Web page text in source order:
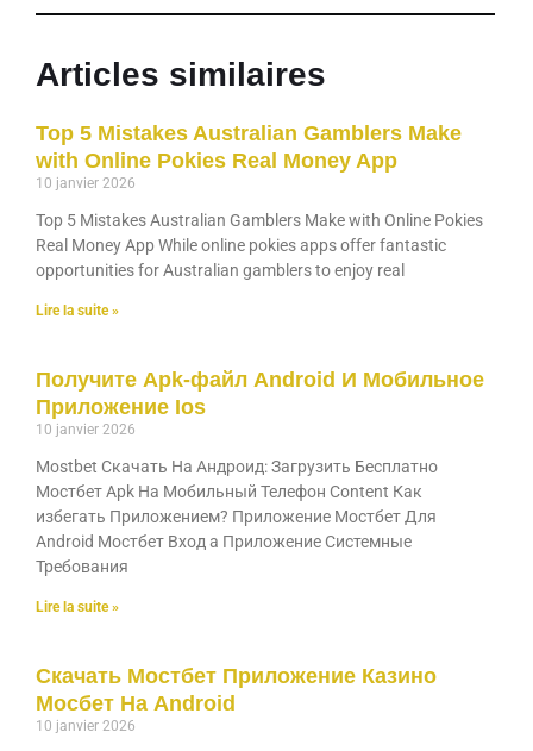
Articles similaires
Top 5 Mistakes Australian Gamblers Make
with Online Pokies Real Money App
10 janvier 2026
Top 5 Mistakes Australian Gamblers Make with Online Pokies
Real Money App While online pokies apps offer fantastic
opportunities for Australian gamblers to enjoy real
Lire la suite »
Получите Apk-файл Android И Мобильное
Приложение Ios
10 janvier 2026
Mostbet Скачать На Андроид: Загрузить Бесплатно
Мостбет Apk На Мобильный Телефон Content Как
избегать Приложением? Приложение Мостбет Для
Android Мостбет Вход а Приложение Системные
Требования
Lire la suite »
Скачать Мостбет Приложение Казино
Мосбет На Android
10 janvier 2026